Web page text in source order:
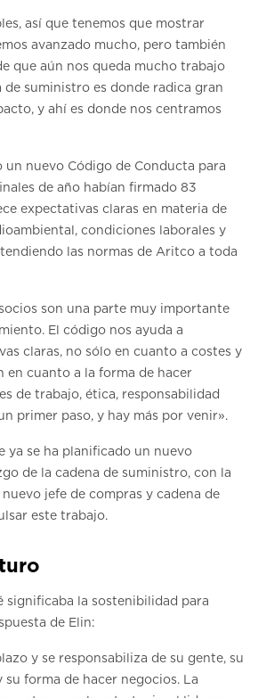
así que tenemos que mostrar
avanzado mucho, pero también
que aún nos queda mucho trabajo
de suministro es donde radica gran
y ahí es donde nos centramos
un nuevo Código de Conducta para
de año habían firmado 83
expectativas claras en materia de
condiciones laborales y
las normas de Aritco a toda
son una parte muy importante
El código nos ayuda a
claras, no sólo en cuanto a costes y
en cuanto a la forma de hacer
de trabajo, ética, responsabilidad
primer paso, y hay más por venir».
ya se ha planificado un nuevo
de la cadena de suministro, con la
jefe de compras y cadena de
este trabajo.
significaba la sostenibilidad para
de Elin:
y se responsabiliza de su gente, su
forma de hacer negocios. La